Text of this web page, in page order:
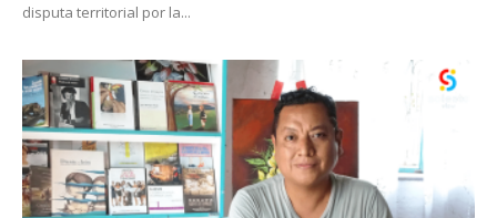
disputa territorial por la...